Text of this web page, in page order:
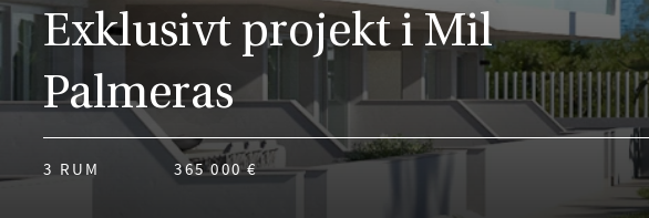
Exklusivt projekt i Mil
Palmeras
3 RUM 365 000 €